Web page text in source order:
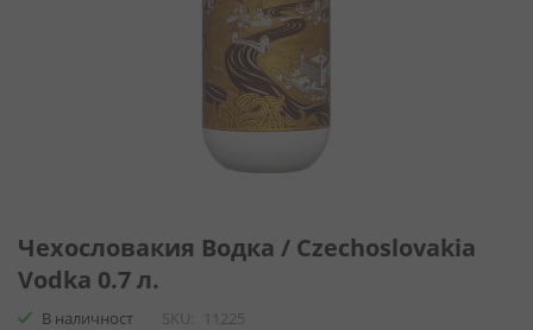
към
началото
на
галерия
Чехословакия Водка / Czechoslovakia
Vodka 0.7 л.
В наличност SKU
11225